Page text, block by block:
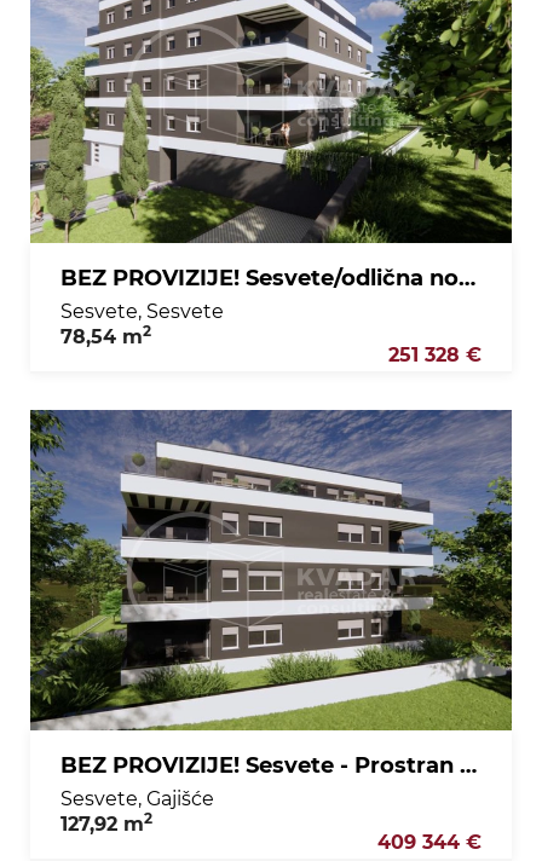
BEZ PROVIZIJE! Sesvete/odlična novogradnja/3soban stan na 3. katu/78,54 m2!!
Sesvete, Sesvete
78,54 m2
251 328 €
BEZ PROVIZIJE! Sesvete - Prostran četverosobni stan s balkonom – 3. kat, novogradnja 127,92 m2
Sesvete, Gajišće
127,92 m2
409 344 €